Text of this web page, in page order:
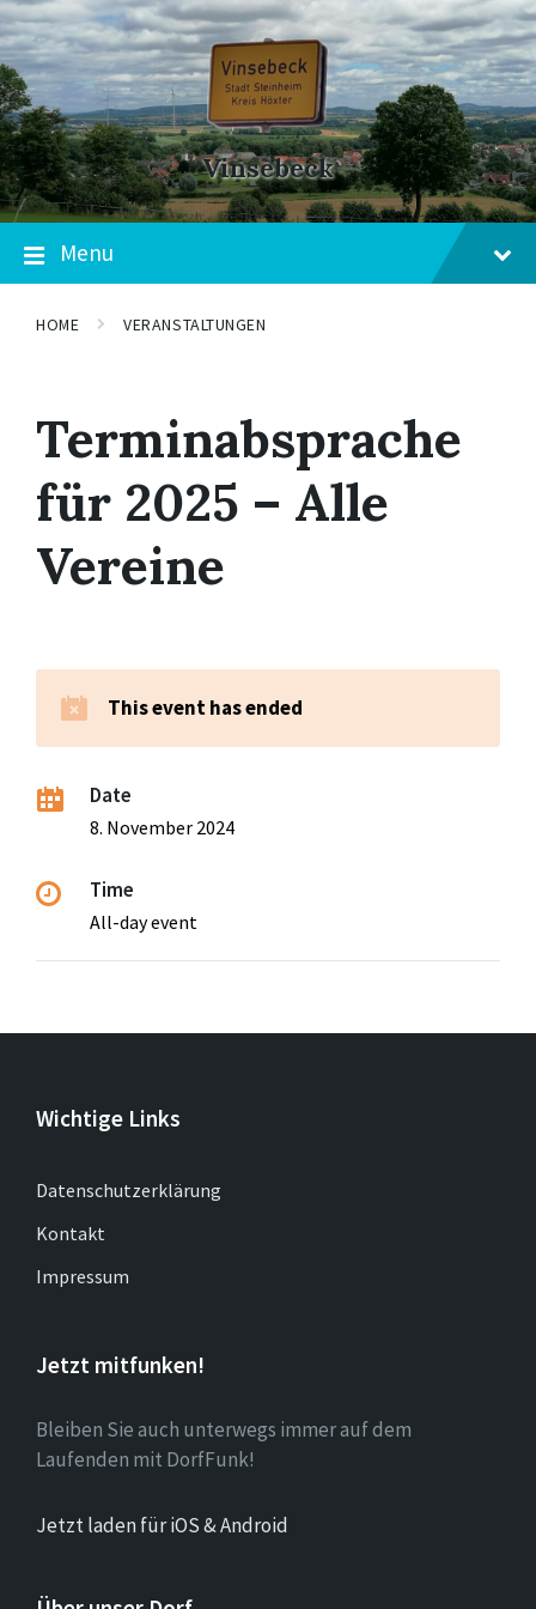
Skip
to
content
Skip
to
main
navigation
Skip
to
footer
Vinsebeck
Menu
HOME VERANSTALTUNGEN
Terminabsprache
für 2025 – Alle
Vereine
This event has ended
Date
8. November 2024
Time
All-day event
Wichtige Links
Datenschutzerklärung
Kontakt
Impressum
Jetzt mitfunken!
Bleiben Sie auch unterwegs immer auf dem
Laufenden mit DorfFunk!
Jetzt laden für iOS & Android